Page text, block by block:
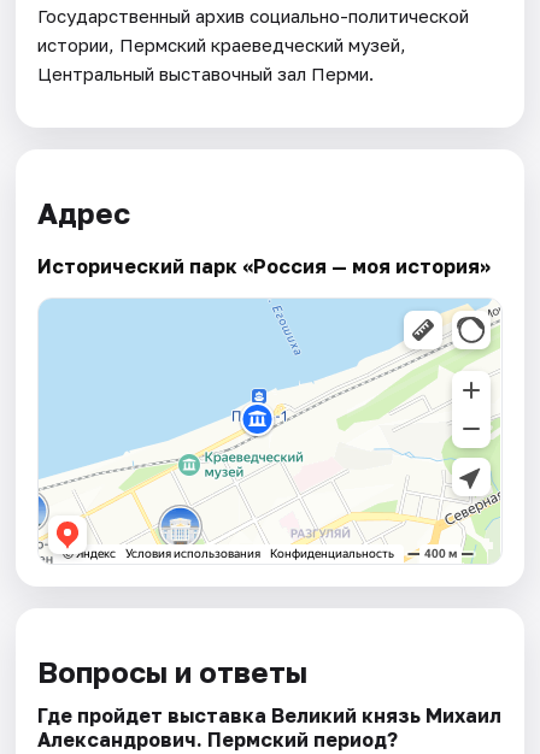
Государственный архив социально-политической
истории, Пермский краеведческий музей,
Центральный выставочный зал Перми.
Адрес
Исторический парк «Россия — моя история»
Вопросы и ответы
Где пройдет выставка Великий князь Михаил
Александрович. Пермский период?